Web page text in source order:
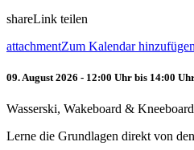
shareLink teilen
attachmentZum Kalendar hinzufügen
09. August 2026 - 12:00 Uhr bis 14:00
Wasserski, Wakeboard &
Lerne die Grundlagen direkt von